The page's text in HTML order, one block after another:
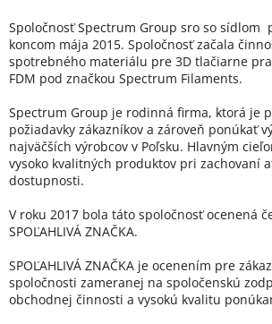
Spoločnosť Spectrum Group sro so sídlom
koncom mája 2015. Spoločnosť začala
spotrebného materiálu pre 3D tlačiarne
FDM pod značkou Spectrum Filaments.
Spectrum Group je rodinná firma, ktorá je
požiadavky zákazníkov a zároveň ponúkať
najväčších výrobcov v Poľsku. Hlavným
vysoko kvalitných produktov pri zachovaní
dostupnosti.
V roku 2017 bola táto spoločnosť ocenená
SPOĽAHLIVÁ ZNAČKA.
SPOĽAHLIVÁ ZNAČKA je ocenením pre
spoločnosti zameranej na spoločenskú
obchodnej činnosti a vysokú kvalitu